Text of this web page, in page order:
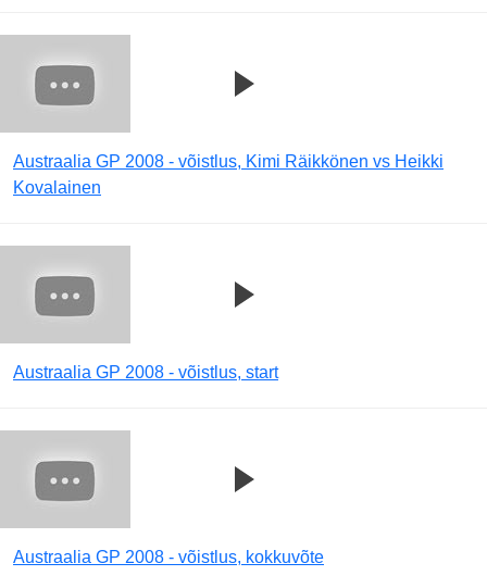
Austraalia GP 2008 - võistlus, Kimi Räikkönen vs Heikki
Kovalainen
Austraalia GP 2008 - võistlus, start
Austraalia GP 2008 - võistlus, kokkuvõte